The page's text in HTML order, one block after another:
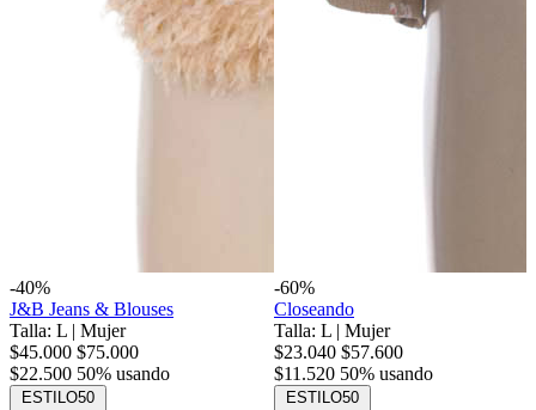
-40%
J&B Jeans & Blouses
Talla: L | Mujer
$45.000 $75.000
$22.500 50% usando
ESTILO50
-60%
Closeando
Talla: L | Mujer
$23.040 $57.600
$11.520 50% usando
ESTILO50